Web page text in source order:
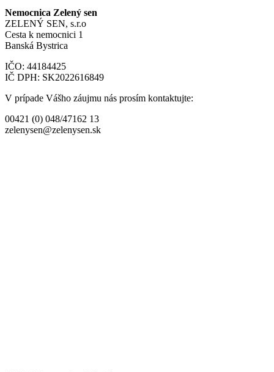
Nemocnica Zelený sen
ZELENÝ SEN, s.r.o
Cesta k nemocnici 1
Banská Bystrica
IČO: 44184425
IČ DPH: SK2022616849
V prípade Vášho záujmu nás prosím kontaktujte:
00421 (0) 048/47162 13
zelenysen@zelenysen.sk